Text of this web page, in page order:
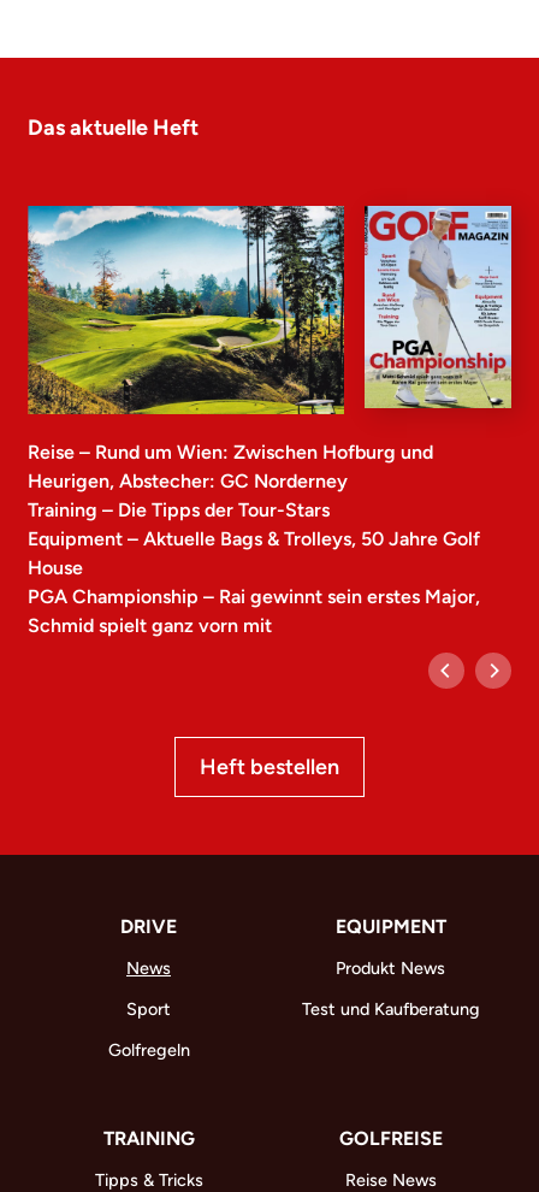
Das aktuelle Heft
Reise – Rund um Wien: Zwischen Hofburg und
Heurigen, Abstecher: GC Norderney
Training – Die Tipps der Tour-Stars
Equipment – Aktuelle Bags & Trolleys, 50 Jahre Golf
House
PGA Championship – Rai gewinnt sein erstes Major,
Schmid spielt ganz vorn mit
Heft bestellen
DRIVE
News
Sport
Golfregeln
EQUIPMENT
Produkt News
Test und Kaufberatung
TRAINING
Tipps & Tricks
GOLFREISE
Reise News